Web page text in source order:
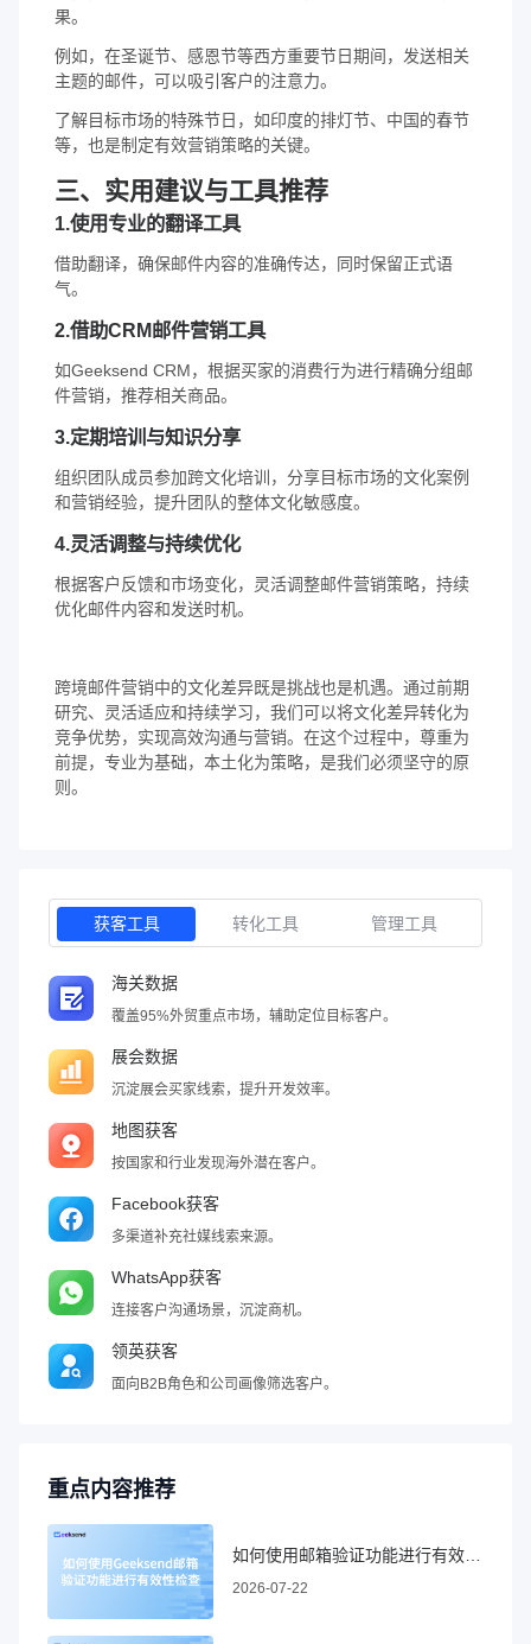
果。
例如，在圣诞节、感恩节等西方重要节日期间，发送相关
主题的邮件，可以吸引客户的注意力。
了解目标市场的特殊节日，如印度的排灯节、中国的春节
等，也是制定有效营销策略的关键。
三、实用建议与工具推荐
1.使用专业的翻译工具
借助翻译，确保邮件内容的准确传达，同时保留正式语
气。
2.借助CRM邮件营销工具
如Geeksend CRM，根据买家的消费行为进行精确分组邮
件营销，推荐相关商品。
3.定期培训与知识分享
组织团队成员参加跨文化培训，分享目标市场的文化案例
和营销经验，提升团队的整体文化敏感度。
4.灵活调整与持续优化
根据客户反馈和市场变化，灵活调整邮件营销策略，持续
优化邮件内容和发送时机。
跨境邮件营销中的文化差异既是挑战也是机遇。通过前期
研究、灵活适应和持续学习，我们可以将文化差异转化为
竞争优势，实现高效沟通与营销。在这个过程中，尊重为
前提，专业为基础，本土化为策略，是我们必须坚守的原
则。
获客工具 转化工具 管理工具
海关数据
覆盖95%外贸重点市场，辅助定位目标客户。
展会数据
沉淀展会买家线索，提升开发效率。
地图获客
按国家和行业发现海外潜在客户。
Facebook获客
多渠道补充社媒线索来源。
WhatsApp获客
连接客户沟通场景，沉淀商机。
领英获客
面向B2B角色和公司画像筛选客户。
重点内容推荐
2026-07-22